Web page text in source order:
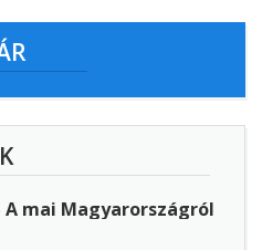
- A mai Magyarországról